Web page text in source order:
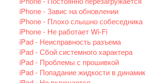
iPhone - Завис на обновлении
iPhone - Плохо слышно собеседника
iPhone - Не работает Wi-Fi
iPad - Неисправность разъема
iPad - Сбой системного характера
iPad - Проблемы с прошивкой
iPad - Попадание жидкости в динамик